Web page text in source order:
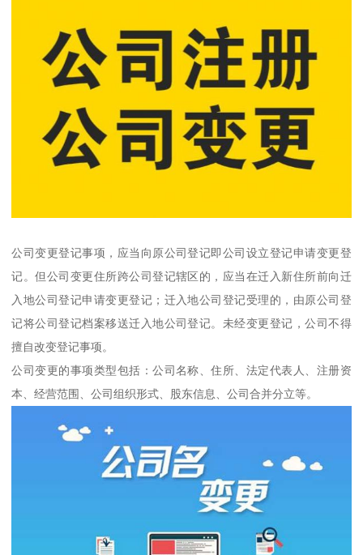
公司变更登记事项，应当向原公司登记即公司设立登记申请变更登
记。但公司变更住所跨公司登记辖区的，应当在迁入新住所前向迁
入地公司登记申请变更登记；迁入地公司登记受理的，由原公司登
记将公司登记档案移送迁入地公司登记。未经变更登记，公司不得
擅自改变登记事项。
公司变更的事项类型包括：公司名称、住所、法定代表人、注册资
本、经营范围、公司组织形式、股东信息、公司合并分立等。